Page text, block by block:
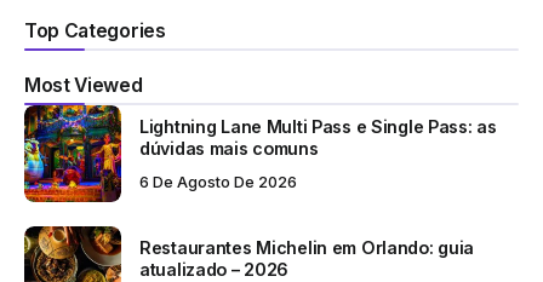
Top Categories
Most Viewed
Lightning Lane Multi Pass e Single Pass: as
dúvidas mais comuns
6 De Agosto De 2026
Restaurantes Michelin em Orlando: guia
atualizado – 2026